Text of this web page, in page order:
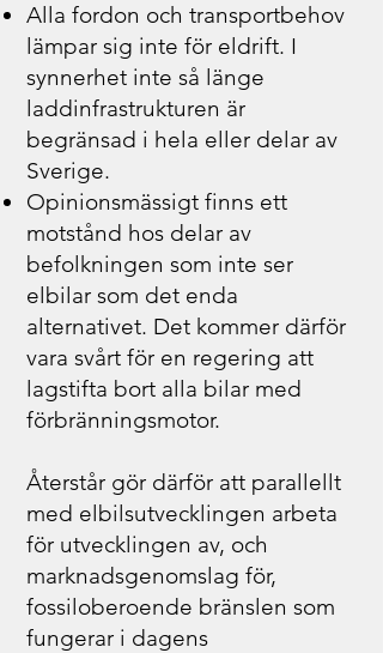
Alla fordon och transportbehov
lämpar sig inte för eldrift. I
synnerhet inte så länge
laddinfrastrukturen är
begränsad i hela eller delar av
Sverige.
Opinionsmässigt finns ett
motstånd hos delar av
befolkningen som inte ser
elbilar som det enda
alternativet. Det kommer därför
vara svårt för en regering att
lagstifta bort alla bilar med
förbränningsmotor.
Återstår gör därför att parallellt
med elbilsutvecklingen arbeta
för utvecklingen av, och
marknadsgenomslag för,
fossiloberoende bränslen som
fungerar i dagens